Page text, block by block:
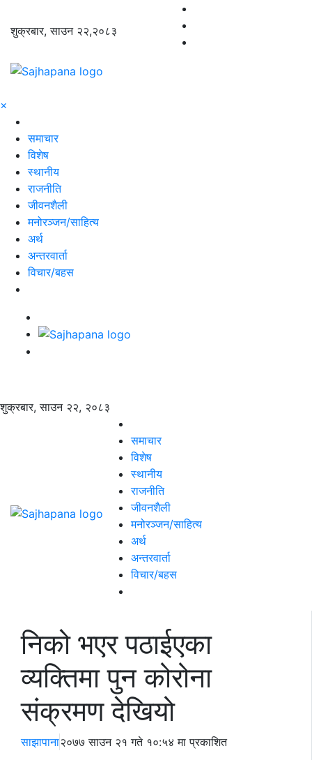
शुक्रबार, साउन २२,२०८३
×
समाचार
विशेष
स्थानीय
राजनीति
जीवनशैली
मनोरञ्जन/साहित्य
अर्थ
अन्तरवार्ता
विचार/बहस
शुक्रबार, साउन २२, २०८३
समाचार
विशेष
स्थानीय
राजनीति
जीवनशैली
मनोरञ्जन/साहित्य
अर्थ
अन्तरवार्ता
विचार/बहस
निको भएर पठाईएका
व्यक्तिमा पुन कोरोना
संक्रमण देखियो
साझापाना२०७७ साउन २१ गते १०:५४ मा प्रकाशित